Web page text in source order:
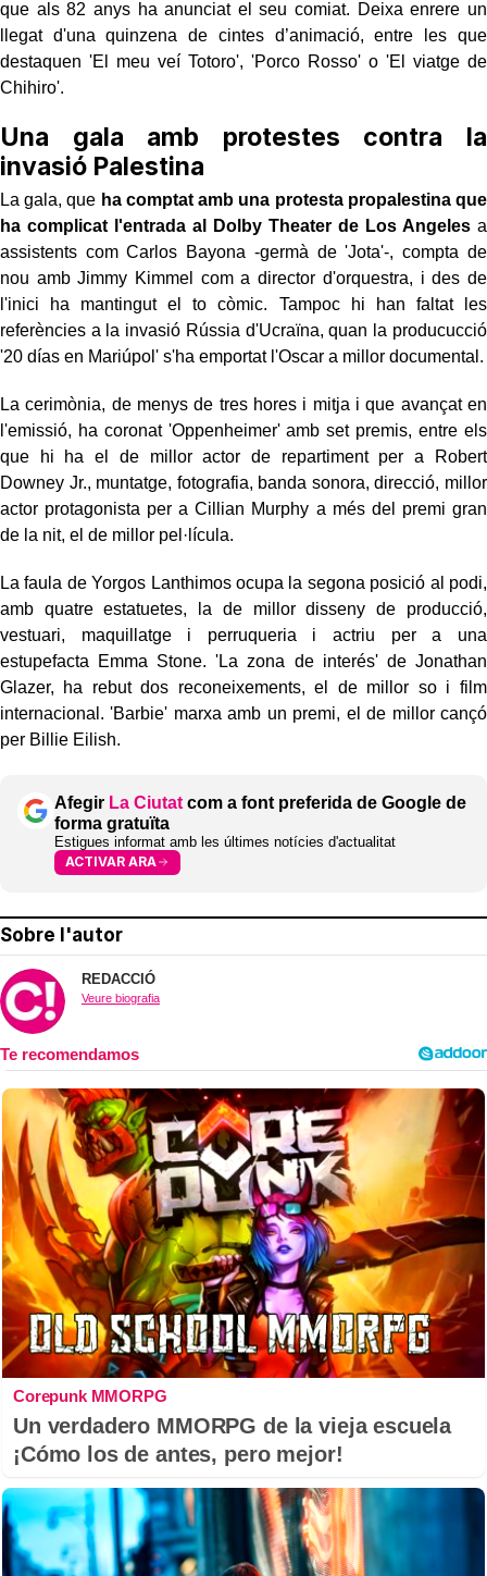
que als 82 anys ha anunciat el seu comiat. Deixa enrere un
llegat d'una quinzena de cintes d’animació, entre les que
destaquen 'El meu veí Totoro', 'Porco Rosso' o 'El viatge de
Chihiro'.
Una gala amb protestes contra la
invasió Palestina
La gala, que ha comptat amb una protesta propalestina que
ha complicat l'entrada al Dolby Theater de Los Angelesa
assistents com Carlos Bayona -germà de 'Jota'-, compta de
nou amb Jimmy Kimmel com a director d'orquestra, i des de
l'inici ha mantingut el to còmic. Tampoc hi han faltat les
referències a la invasió Rússia d'Ucraïna, quan la producucció
'20 días en Mariúpol' s'ha emportat l'Oscar a millor documental.
La cerimònia, de menys de tres hores i mitja i que avançat en
l'emissió, ha coronat 'Oppenheimer' amb set premis, entre els
que hi ha el de millor actor de repartiment per a Robert
Downey Jr., muntatge, fotografia, banda sonora, direcció, millor
actor protagonista per a Cillian Murphy a més del premi gran
de la nit, el de millor pel·lícula.
La faula de Yorgos Lanthimos ocupa la segona posició al podi,
amb quatre estatuetes, la de millor disseny de producció,
vestuari, maquillatge i perruqueria i actriu per a una
estupefacta Emma Stone. 'La zona de interés' de Jonathan
Glazer, ha rebut dos reconeixements, el de millor so i film
internacional. 'Barbie' marxa amb un premi, el de millor cançó
per Billie Eilish.
Afegir La Ciutat com a font preferida de Google de
forma gratuïta
Estigues informat amb les últimes notícies d'actualitat
ACTIVAR ARA
Sobre l'autor
REDACCIÓ
Veure biografia
Corepunk MMORPG
Un verdadero MMORPG de la vieja escuela
¡Cómo los de antes, pero mejor!